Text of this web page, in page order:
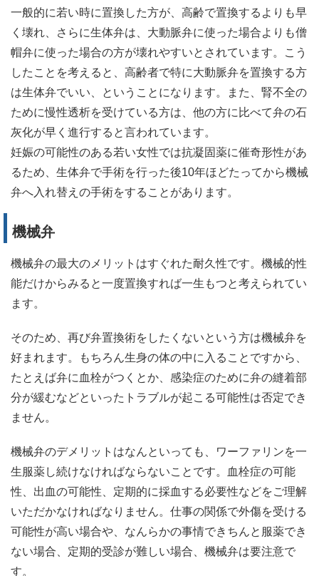
一般的に若い時に置換した方が、高齢で置換するよりも早
く壊れ、さらに生体弁は、大動脈弁に使った場合よりも僧
帽弁に使った場合の方が壊れやすいとされています。こう
したことを考えると、高齢者で特に大動脈弁を置換する方
は生体弁でいい、ということになります。また、腎不全の
ために慢性透析を受けている方は、他の方に比べて弁の石
灰化が早く進行すると言われています。
妊娠の可能性のある若い女性では抗凝固薬に催奇形性があ
るため、生体弁で手術を行った後10年ほどたってから機械
弁へ入れ替えの手術をすることがあります。
機械弁
機械弁の最大のメリットはすぐれた耐久性です。機械的性
能だけからみると一度置換すれば一生もつと考えられてい
ます。
そのため、再び弁置換術をしたくないという方は機械弁を
好まれます。もちろん生身の体の中に入ることですから、
たとえば弁に血栓がつくとか、感染症のために弁の縫着部
分が緩むなどといったトラブルが起こる可能性は否定でき
ません。
機械弁のデメリットはなんといっても、ワーファリンを一
生服薬し続けなければならないことです。血栓症の可能
性、出血の可能性、定期的に採血する必要性などをご理解
いただかなければなりません。仕事の関係で外傷を受ける
可能性が高い場合や、なんらかの事情できちんと服薬でき
ない場合、定期的受診が難しい場合、機械弁は要注意で
す。